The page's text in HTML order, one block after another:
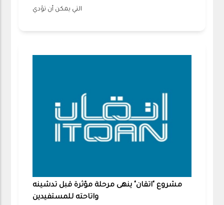
التي يمكن أن تؤدي
مشروع "اتقان" ينهى مرحلة مؤثرة قبل تدشينه
واتاحته للمستفيدين